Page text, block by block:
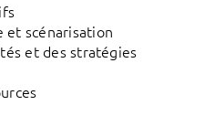
et scénarisation
et des stratégies